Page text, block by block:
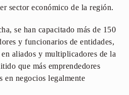
sector económico de la región.
se han capacitado más de 150
y funcionarios de entidades,
aliados y multiplicadores de la
que más emprendedores
en negocios legalmente